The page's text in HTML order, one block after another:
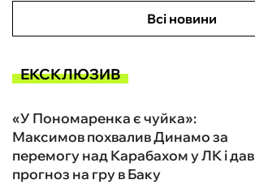
Всі новини
ЕКСКЛЮЗИВ
«У Пономаренка є чуйка»:
Максимов похвалив Динамо за
перемогу над Карабахом у ЛК і дав
прогноз на гру в Баку